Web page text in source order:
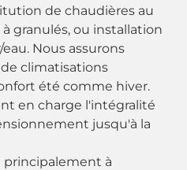
de chaudières au
granulés, ou installation
eau. Nous assurons
climatisations
été comme hiver.
en charge l'intégralité
jusqu'à la
principalement à